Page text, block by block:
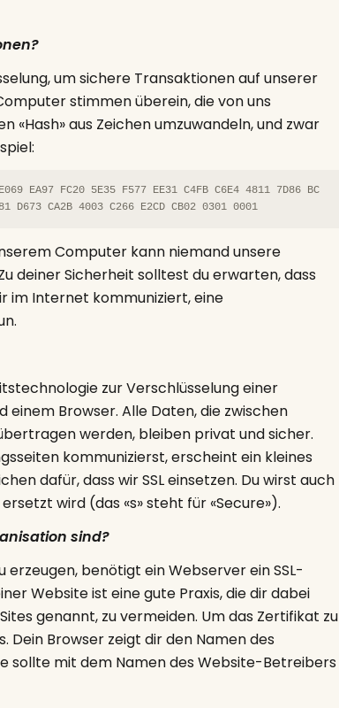
um sichere Transaktionen auf unserer
stimmen überein, die von uns
aus Zeichen umzuwandeln, und zwar
EA97 FC20 5E35 F577 EE31 C4FB C6E4 4811 7D86 BC
D673 CA2B 4003 C266 E2CD CB02 0301 0001
Computer kann niemand unsere
deiner Sicherheit solltest du erwarten, dass
im Internet kommuniziert, eine
zur Verschlüsselung einer
Browser. Alle Daten, die zwischen
werden, bleiben privat und sicher.
kommunizierst, erscheint ein kleines
dafür, dass wir SSL einsetzen. Du wirst auch
ersetzt wird (das «s» steht für «Secure»).
sind?
benötigt ein Webserver ein SSL-
Website ist eine gute Praxis, die dir dabei
genannt, zu vermeiden. Um das Zertifikat zu
Dein Browser zeigt dir den Namen des
sollte mit dem Namen des Website-Betreibers